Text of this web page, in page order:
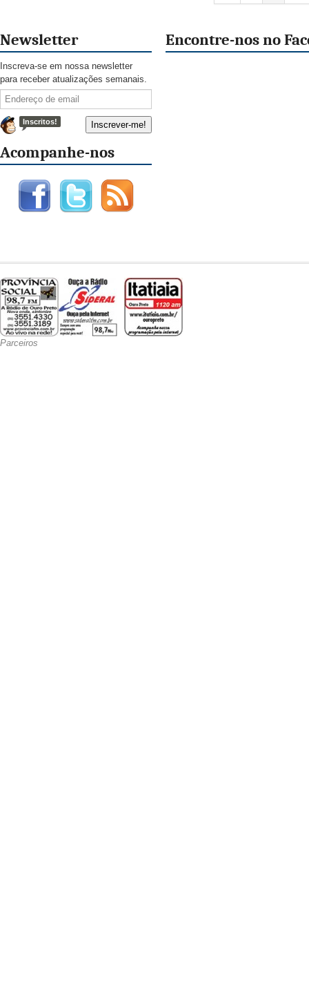
Newsletter
Inscreva-se em nossa newsletter
para receber atualizações semanais.
Inscritos!
Acompanhe-nos
Encontre-nos no
Parceiros